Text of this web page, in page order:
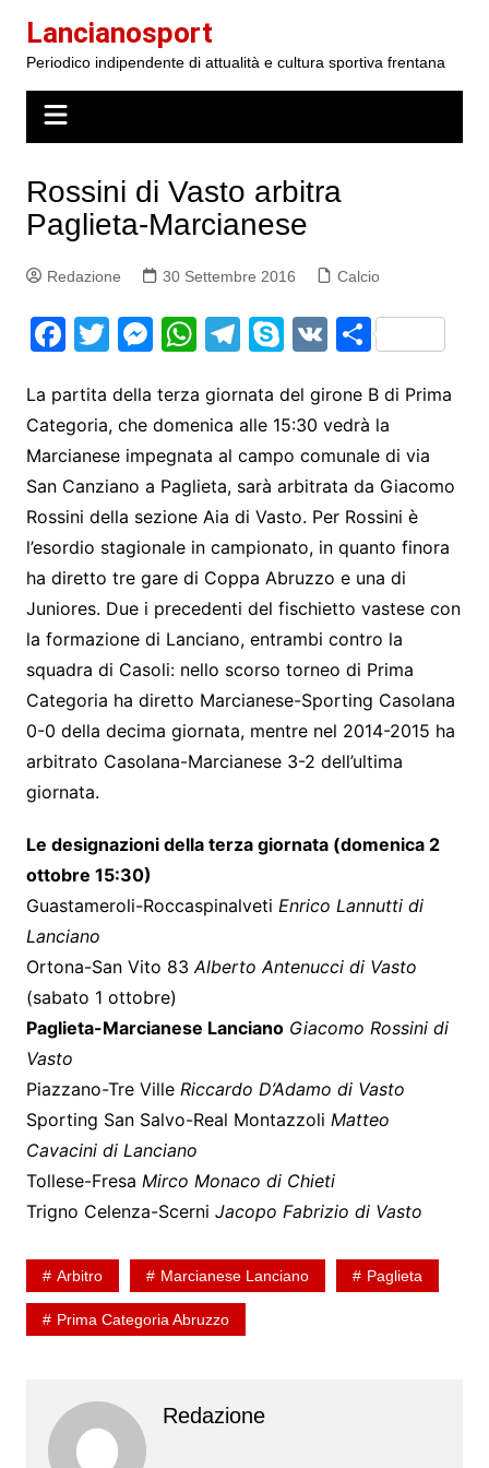
contenuto
Lancianosport
Periodico indipendente di attualità e cultura sportiva frentana
Rossini di Vasto arbitra
Paglieta-Marcianese
Redazione 30 Settembre 2016 Calcio
F
c
e
b
o
o
k
T
itt
er
M
s
s
e
n
g
er
W
at
s
A
p
p
T
e
gr
a
m
S
y
p
e
V S
ar
e
La partita della terza giornata del girone B di Prima
Categoria, che domenica alle 15:30 vedrà la
Marcianese impegnata al campo comunale di via
San Canziano a Paglieta, sarà arbitrata da Giacomo
Rossini della sezione Aia di Vasto. Per Rossini è
l’esordio stagionale in campionato, in quanto finora
ha diretto tre gare di Coppa Abruzzo e una di
Juniores. Due i precedenti del fischietto vastese con
la formazione di Lanciano, entrambi contro la
squadra di Casoli: nello scorso torneo di Prima
Categoria ha diretto Marcianese-Sporting Casolana
0-0 della decima giornata, mentre nel 2014-2015 ha
arbitrato Casolana-Marcianese 3-2 dell’ultima
giornata.
Le designazioni della terza giornata (domenica 2
ottobre 15:30)
Guastameroli-Roccaspinalveti Enrico Lannutti di
Lanciano
Ortona-San Vito 83Alberto Antenucci di Vasto
(sabato 1 ottobre)
Paglieta-Marcianese Lanciano Giacomo Rossini di
Vasto
Piazzano-Tre Ville Riccardo D’Adamo di Vasto
Sporting San Salvo-Real Montazzoli Matteo
Cavacini di Lanciano
Tollese-Fresa Mirco Monaco di Chieti
Trigno Celenza-Scerni Jacopo Fabrizio di Vasto
Arbitro Marcianese Lanciano Paglieta
Prima Categoria Abruzzo
Redazione